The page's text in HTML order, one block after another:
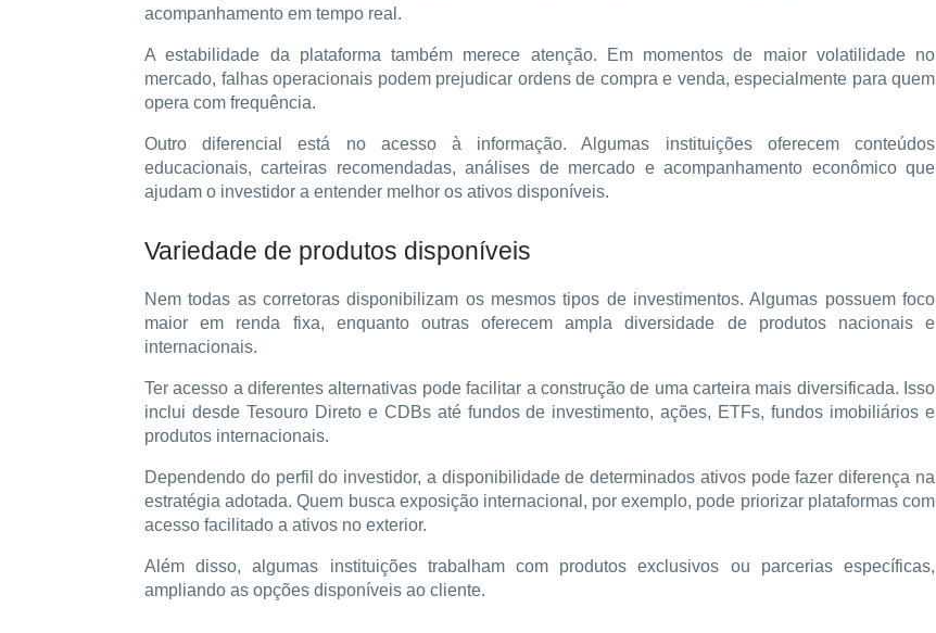
acompanhamento em tempo real.
A estabilidade da plataforma também merece atenção. Em momentos de maior volatilidade no
mercado, falhas operacionais podem prejudicar ordens de compra e venda, especialmente para quem
opera com frequência.
Outro diferencial está no acesso à informação. Algumas instituições oferecem conteúdos
educacionais, carteiras recomendadas, análises de mercado e acompanhamento econômico que
ajudam o investidor a entender melhor os ativos disponíveis.
Variedade de produtos disponíveis
Nem todas as corretoras disponibilizam os mesmos tipos de investimentos. Algumas possuem foco
maior em renda fixa, enquanto outras oferecem ampla diversidade de produtos nacionais e
internacionais.
Ter acesso a diferentes alternativas pode facilitar a construção de uma carteira mais diversificada. Isso
inclui desde Tesouro Direto e CDBs até fundos de investimento, ações, ETFs, fundos imobiliários e
produtos internacionais.
Dependendo do perfil do investidor, a disponibilidade de determinados ativos pode fazer diferença na
estratégia adotada. Quem busca exposição internacional, por exemplo, pode priorizar plataformas com
acesso facilitado a ativos no exterior.
Além disso, algumas instituições trabalham com produtos exclusivos ou parcerias específicas,
ampliando as opções disponíveis ao cliente.